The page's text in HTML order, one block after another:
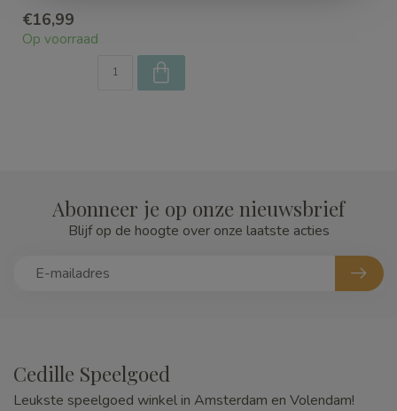
€16,99
Op voorraad
Abonneer je op onze nieuwsbrief
Blijf op de hoogte over onze laatste acties
Cedille Speelgoed
Leukste speelgoed winkel in Amsterdam en Volendam!